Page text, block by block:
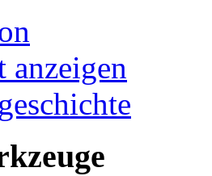
anzeigen